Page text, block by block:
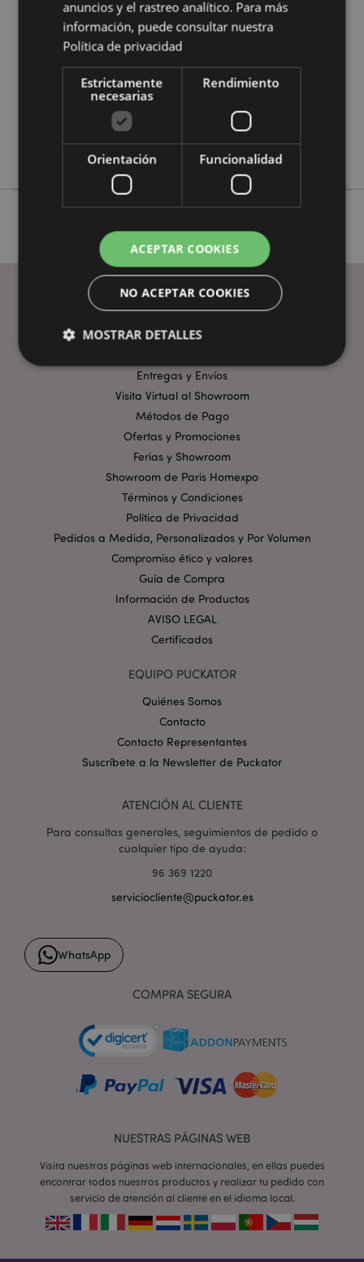
5055071510915
192
0.073000
No
Space Cadet
ENLACES ÚTILES
Entregas y Envíos
Visita Virtual al Showroom
Métodos de Pago
Ofertas y Promociones
Ferias y Showroom
Showroom de Paris Homexpo
Términos y Condiciones
Política de Privacidad
Pedidos a Medida, Personalizados y Por Volumen
Compromiso ético y valores
Guía de Compra
Información de Productos
AVISO LEGAL
Certificados
EQUIPO PUCKATOR
Quiénes Somos
Contacto
Contacto Representantes
Suscríbete a la Newsletter de Puckator
ATENCIÓN AL CLIENTE
Para consultas generales, seguimientos de pedido o
cualquier tipo de ayuda:
96 369 1220
serviciocliente@puckator.es
WhatsApp
COMPRA SEGURA
NUESTRAS PÁGINAS WEB
Visita nuestras páginas web internacionales, en ellas puedes
encontrar todos nuestros productos y realizar tu pedido con
servicio de atención al cliente en el idioma local.
anuncios y el rastreo analítico. Para más
información, puede consultar nuestra
Política de privacidad
Estrictamente
necesarias
Rendimiento
Orientación Funcionalidad
ACEPTAR COOKIES
NO ACEPTAR COOKIES
MOSTRAR DETALLES
Estrictamente necesarias
Rendimiento
Orientación
Funcionalidad
Las cookies estrictamente necesarias permiten la
funcionalidad básica del sitio web, como el inicio de
sesión del usuario y la gestión de la cuenta. El sitio
web no puede funcionar correctamente sin las
cookies estrictamente necesarias.
Nombre
Dominio
_GRECAPTCHA
Google LLC
mage-cache-storage
mage-cache-storage-section-
invalidation
Adobe Inc.
www.puckator.es
form_key
PHPSESSID
PHP.net
.www.puckator.es